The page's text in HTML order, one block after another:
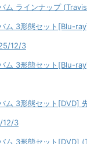
ム ラインナップ
ム 3形態セット[Blu-
12/3
ム 3形態セット[Blu-
ム 3形態セット[DVD]
12/3
ム 3形態セット[DVD]